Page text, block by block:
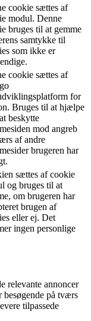
cookie sættes af
modul. Denne
bruges til at gemme
samtykke til
som ikke er
cookie sættes af
for
Bruges til at hjælpe
beskytte
mod angreb
af andre
brugeren har
sættes af cookie
og bruges til at
om brugeren har
brugen af
eller ej. Det
ingen personlige
relevante annoncer
besøgende på tværs
tilpassede